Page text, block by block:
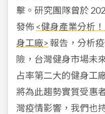
擊。研究團隊曾於
發佈 <健身產業分析
身工廠>報告，分析
險，台灣健身市場未
占率第二大的健身工
將為此趨勢實質受惠
灣疫情影響，我們也